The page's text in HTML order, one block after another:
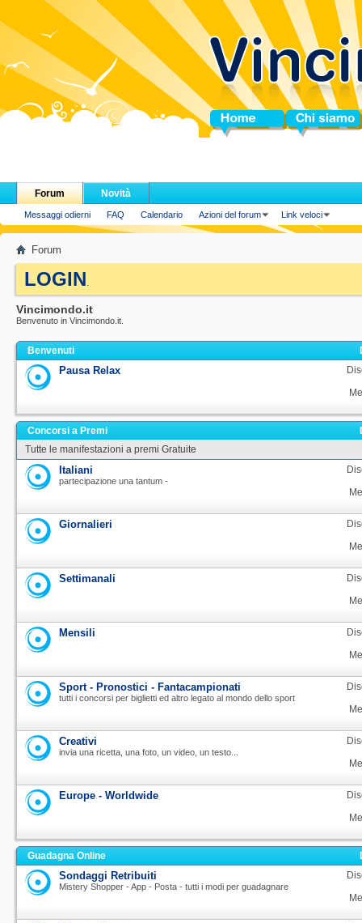
Home Chi siamo
Forum
Messaggi odierni FAQ Calendario Azioni del forum Link veloci
Novità
Forum
LOGIN.
Vincimondo.it
Benvenuto in Vincimondo.it.
Benvenuti
Pausa Relax
Concorsi a Premi
Tutte le manifestazioni a premi Gratuite
Italiani
partecipazione una tantum -
Giornalieri
Settimanali
Mensili
Sport - Pronostici - Fantacampionati
tutti i concorsi per biglietti ed altro legato al mondo dello sport
Creativi
invia una ricetta, una foto, un video, un testo...
Europe - Worldwide
Guadagna Online
Sondaggi Retribuiti
Mistery Shopper - App - Posta - tutti i modi per guadagnare